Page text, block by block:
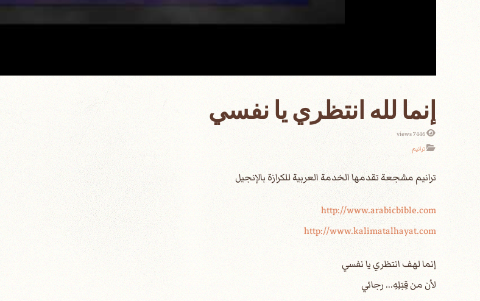
إنما لله انتظري يا نفسي
7446 views
ترانيم
http://www.arabicbible.com
http://www.kalimatalhayat.com
إنما لهف انتظري يا نفسي
لأن من قِبَلِهِ... رجائي